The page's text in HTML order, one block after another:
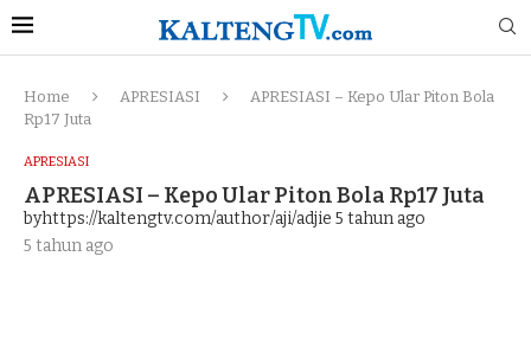
Home APRESIASI
APRESIASI – Kepo Ular Piton Bola
Rp17 Juta
APRESIASI
APRESIASI – Kepo Ular Piton Bola Rp17 Juta
byhttps://kaltengtv.com/author/aji/adjie 5 tahun ago
5 tahun ago